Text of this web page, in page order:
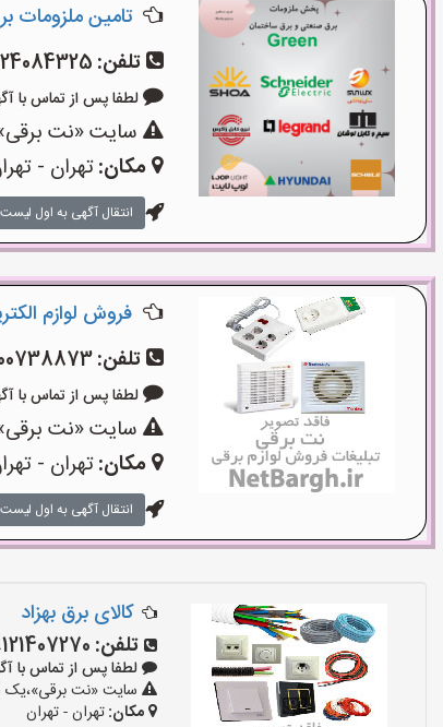
تامین ملزومات
تلفن:
لطفا پس از تماس با آگهی
سایت «نت
مکان:تهران -
انتقال آگهی به اول
فروش لوازم
تلفن:
لطفا پس از تماس با آگهی
سایت «نت
مکان:تهران -
انتقال آگهی به اول
کالای برق بهزاد
تلفن:
لطفا پس از تماس با
سایت «نت برقی»،یک
مکان:تهران - تهران